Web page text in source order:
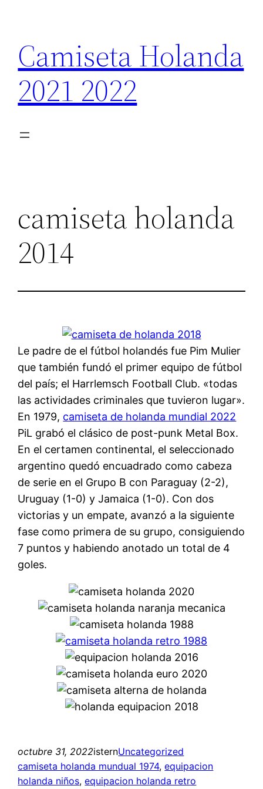
contenido
Camiseta Holanda
2021 2022
camiseta holanda
2014
Le padre de el fútbol holandés fue Pim Mulier
que también fundó el primer equipo de fútbol
del país; el Harrlemsch Football Club. «todas
las actividades criminales que tuvieron lugar».
En 1979, camiseta de holanda mundial 2022
PiL grabó el clásico de post-punk Metal Box.
En el certamen continental, el seleccionado
argentino quedó encuadrado como cabeza
de serie en el Grupo B con Paraguay (2-2),
Uruguay (1-0) y Jamaica (1-0). Con dos
victorias y un empate, avanzó a la siguiente
fase como primera de su grupo, consiguiendo
7 puntos y habiendo anotado un total de 4
goles.
octubre 31, 2022isternUncategorized
camiseta holanda mundual 1974, equipacion
holanda niños, equipacion holanda retro